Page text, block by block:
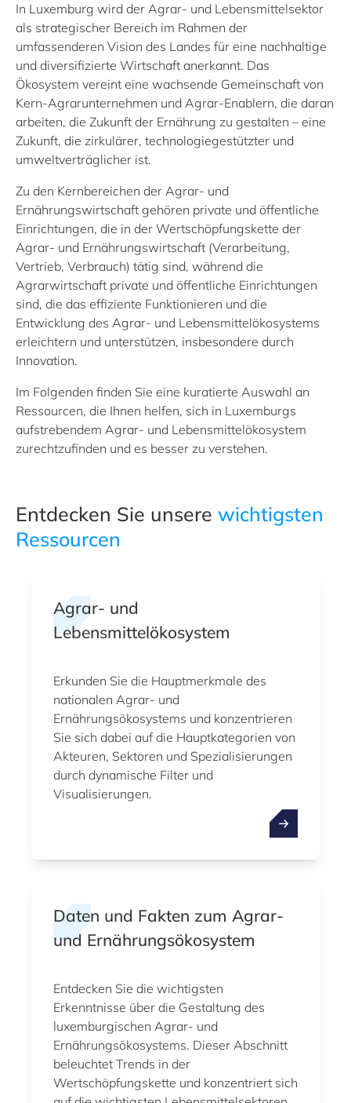
In Luxemburg wird der Agrar- und Lebensmittelsektor
als strategischer Bereich im Rahmen der
umfassenderen Vision des Landes für eine nachhaltige
und diversifizierte Wirtschaft anerkannt. Das
Ökosystem vereint eine wachsende Gemeinschaft von
Kern-Agrarunternehmen und Agrar-Enablern, die daran
arbeiten, die Zukunft der Ernährung zu gestalten – eine
Zukunft, die zirkulärer, technologiegestützter und
umweltverträglicher ist.
Zu den Kernbereichen der Agrar- und
Ernährungswirtschaft gehören private und öffentliche
Einrichtungen, die in der Wertschöpfungskette der
Agrar- und Ernährungswirtschaft (Verarbeitung,
Vertrieb, Verbrauch) tätig sind, während die
Agrarwirtschaft private und öffentliche Einrichtungen
sind, die das effiziente Funktionieren und die
Entwicklung des Agrar- und Lebensmittelökosystems
erleichtern und unterstützen, insbesondere durch
Innovation.
Im Folgenden finden Sie eine kuratierte Auswahl an
Ressourcen, die Ihnen helfen, sich in Luxemburgs
aufstrebendem Agrar- und Lebensmittelökosystem
zurechtzufinden und es besser zu verstehen.
Entdecken Sie unsere wichtigsten
Ressourcen
Agrar- und
Lebensmittelökosystem
Erkunden Sie die Hauptmerkmale des
nationalen Agrar- und
Ernährungsökosystems und konzentrieren
Sie sich dabei auf die Hauptkategorien von
Akteuren, Sektoren und Spezialisierungen
durch dynamische Filter und
Visualisierungen.
Daten und Fakten zum Agrar-
und Ernährungsökosystem
Entdecken Sie die wichtigsten
Erkenntnisse über die Gestaltung des
luxemburgischen Agrar- und
Ernährungsökosystems. Dieser Abschnitt
beleuchtet Trends in der
Wertschöpfungskette und konzentriert sich